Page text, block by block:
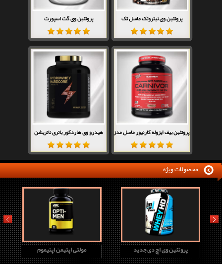
پروتئین وی نیتروتک ماسل تک پروتئین وی گت اسپورت
پروتئین بیف ایزوله کارنیور ماسل مدز هیدرو وی هاردکور باتری ناتریشن
محصولات ویژه
مولتی اپتیمن اپتیموم پروتئین وی اچ دی جدید
prev next